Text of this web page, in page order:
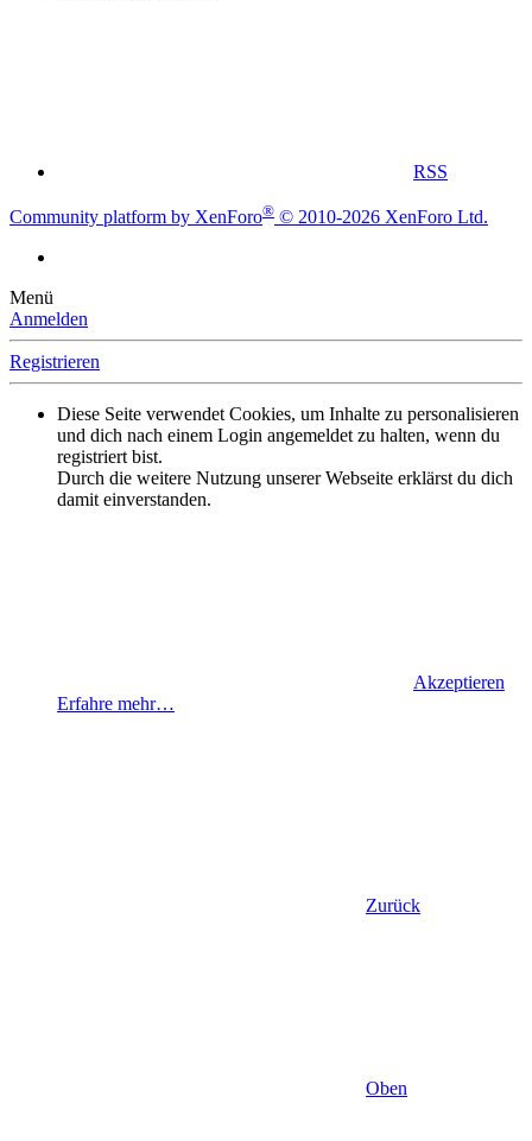
RSS
Community platform by XenForo® © 2010-2026 XenForo Ltd.
Menü
Anmelden
Registrieren
Diese Seite verwendet Cookies, um Inhalte zu personalisieren
und dich nach einem Login angemeldet zu halten, wenn du
registriert bist.
Durch die weitere Nutzung unserer Webseite erklärst du dich
damit einverstanden.
Akzeptieren
Erfahre mehr…
Zurück
Oben